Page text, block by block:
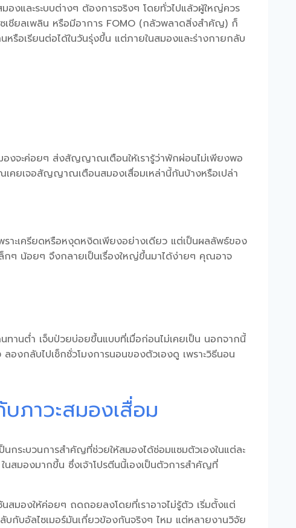
งและระบบต่างๆ ต้องการจริงๆ โดยทั่วไปแล้วผู้ใหญ่ควร
เชียลเพลิน หรือมีอาการ FOMO (กลัวพลาดสิ่งสำคัญ) ก็
รือเรียนต่อได้ในวันรุ่งขึ้น แต่ภายในสมองและร่างกายกลับ
องจะค่อยๆ ส่งสัญญาณเตือนให้เรารู้ว่าพักผ่อนไม่เพียงพอ
คยเจอสัญญาณเตือนสมองเสื่อมเหล่านี้กันบ้างหรือเปล่า
าะเครียดหรือหงุดหงิดเพียงอย่างเดียว แต่เป็นผลลัพธ์ของ
กๆ น้อยๆ จึงกลายเป็นเรื่องใหญ่ขึ้นมาได้ง่ายๆ คุณอาจ
นต่ำ เจ็บป่วยบ่อยขึ้นแบบที่เมื่อก่อนไม่เคยเป็น นอกจากนี้
งกลับไปเช็กชั่วโมงการนอนของตัวเองดู เพราะวิธีนอน
ภาวะสมองเสื่อม
ระบวนการสำคัญที่ช่วยให้สมองได้ซ่อมแซมตัวเองในแต่ละ
สมองมากขึ้น ซึ่งเจ้าโปรตีนนี้เองเป็นตัวการสำคัญที่
สมองให้ค่อยๆ ถดถอยลงโดยที่เราอาจไม่รู้ตัว เริ่มตั้งแต่
บกับอัลไซเมอร์มันเกี่ยวข้องกันจริงๆ ไหม แต่หลายงานวิจัย